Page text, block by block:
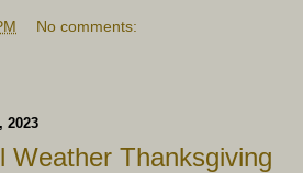
No comments:
2023
Weather Thanksgiving